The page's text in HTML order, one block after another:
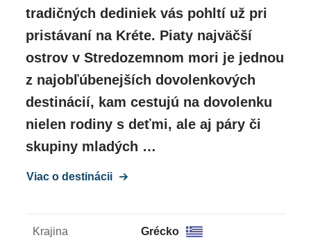
tradičných dediniek vás pohltí už pri
pristávaní na Kréte. Piaty najväčší
ostrov v Stredozemnom mori je jednou
z najobľúbenejších dovolenkových
destinácií, kam cestujú na dovolenku
nielen rodiny s deťmi, ale aj páry či
skupiny mladých …
Viac o destinácii
Krajina Grécko